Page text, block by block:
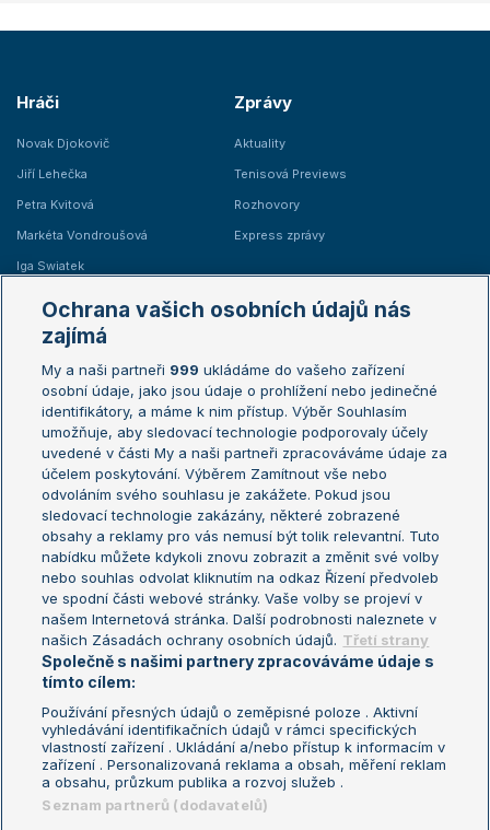
Hráči
Novak Djokovič
Jiří Lehečka
Petra Kvitová
Markéta Vondroušová
Iga Swiatek
Zprávy
Aktuality
Tenisová Previews
Rozhovory
Express zprávy
Žebříčky
Žebříček ATP (muži)
Žebříček WTA (ženy)
Sázkařský žebříček
Australian Open
French Open
Wimbledon
US Open
Turnaj mistrů
Turnaj mistryň
Aktualní trendy
Fotbalové přestupy
Livesport Daily
LS Prague Open
Podmínky užití
Nastavení soukromí
GDPR a žurnalistika
Reklama
Kontakt
Informace o zpracování osobních
údajů
Ochrana vašich osobních údajů nás
zajímá
My a naši partneři 999 ukládáme do vašeho zařízení
osobní údaje, jako jsou údaje o prohlížení nebo jedinečné
identifikátory, a máme k nim přístup. Výběr Souhlasím
umožňuje, aby sledovací technologie podporovaly účely
uvedené v části My a naši partneři zpracováváme údaje za
účelem poskytování. Výběrem Zamítnout vše nebo
odvoláním svého souhlasu je zakážete. Pokud jsou
sledovací technologie zakázány, některé zobrazené
obsahy a reklamy pro vás nemusí být tolik relevantní. Tuto
nabídku můžete kdykoli znovu zobrazit a změnit své volby
nebo souhlas odvolat kliknutím na odkaz Řízení předvoleb
ve spodní části webové stránky. Vaše volby se projeví v
našem Internetová stránka. Další podrobnosti naleznete v
našich Zásadách ochrany osobních údajů. Třetí strany
Společně s našimi partnery zpracováváme údaje s
tímto cílem:
Používání přesných údajů o zeměpisné poloze . Aktivní
vyhledávání identifikačních údajů v rámci specifických
vlastností zařízení . Ukládání a/nebo přístup k informacím v
zařízení . Personalizovaná reklama a obsah, měření reklam
a obsahu, průzkum publika a rozvoj služeb .
Seznam partnerů (dodavatelů)